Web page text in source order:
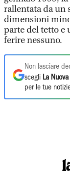
rallentata da un
dimensioni
parte del tetto e
ferire nessuno.
Non lasciare
scegli La
per le tue